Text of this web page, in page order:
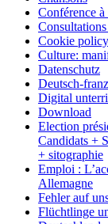
Conférence
Cookie
Culture:
Datenschutz
Deutsch-
Digital
Download
Election
Candidats +
+ sitographie
Emploi :
Allemagne
Fehler auf
Flüchtlinge